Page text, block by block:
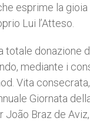
esprime la gioia
Lui l’Atteso.
totale donazione
mediante i
Vita
Giornata
Braz de